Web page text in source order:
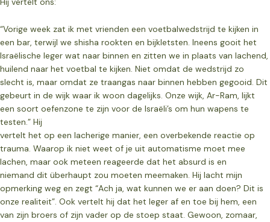
“Vorige week zat ik met vrienden een voetbalwedstrijd te kijken in
een bar, terwijl we shisha rookten en bijkletsten. Ineens gooit het
Israëlische leger wat naar binnen en zitten we in plaats van lachend,
huilend naar het voetbal te kijken. Niet omdat de wedstrijd zo
slecht is, maar omdat ze traangas naar binnen hebben gegooid. Dit
gebeurt in de wijk waar ik woon dagelijks. Onze wijk, Ar-Ram, lijkt
een soort oefenzone te zijn voor de Israëli’s om hun wapens te
testen.” Hij
vertelt het op een lacherige manier, een overbekende reactie op
trauma. Waarop ik niet weet of je uit automatisme moet mee
lachen, maar ook meteen reageerde dat het absurd is en
niemand dit überhaupt zou moeten meemaken. Hij lacht mijn
opmerking weg en zegt “Ach ja, wat kunnen we er aan doen? Dit is
onze realiteit”. Ook vertelt hij dat het leger af en toe bij hem, een
van zijn broers of zijn vader op de stoep staat. Gewoon, zomaar,